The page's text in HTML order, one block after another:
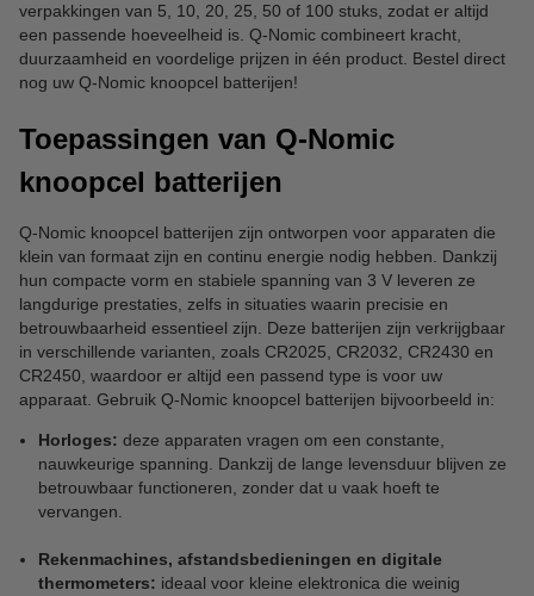
verpakkingen van 5, 10, 20, 25, 50 of 100 stuks, zodat er altijd
een passende hoeveelheid is. Q-Nomic combineert kracht,
duurzaamheid en voordelige prijzen in één product. Bestel direct
nog uw Q-Nomic knoopcel batterijen!
Toepassingen van Q-Nomic
knoopcel batterijen
Q-Nomic knoopcel batterijen zijn ontworpen voor apparaten die
klein van formaat zijn en continu energie nodig hebben. Dankzij
hun compacte vorm en stabiele spanning van 3 V leveren ze
langdurige prestaties, zelfs in situaties waarin precisie en
betrouwbaarheid essentieel zijn. Deze batterijen zijn verkrijgbaar
in verschillende varianten, zoals CR2025, CR2032, CR2430 en
CR2450, waardoor er altijd een passend type is voor uw
apparaat. Gebruik Q-Nomic knoopcel batterijen bijvoorbeeld in:
Horloges: deze apparaten vragen om een constante,
nauwkeurige spanning. Dankzij de lange levensduur blijven ze
betrouwbaar functioneren, zonder dat u vaak hoeft te
vervangen.
Rekenmachines, afstandsbedieningen en digitale
thermometers: ideaal voor kleine elektronica die weinig